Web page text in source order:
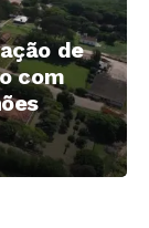
de
com